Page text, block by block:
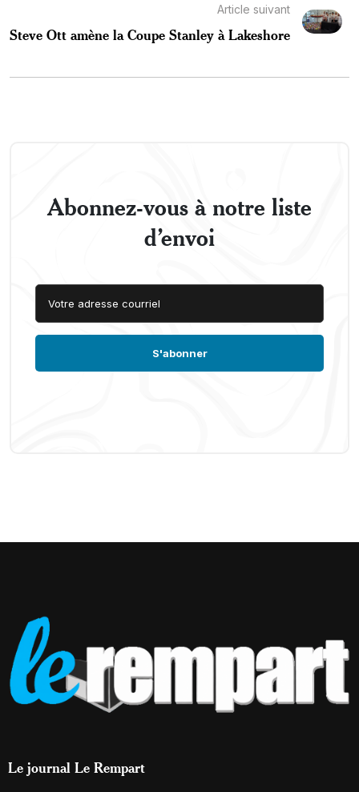
Article suivant
Steve Ott amène la Coupe Stanley à Lakeshore
Abonnez-vous à notre liste
d’envoi
Le journal Le Rempart